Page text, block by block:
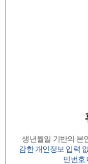
생년월일 기반의 본
감한 개인정보 입력
민번호